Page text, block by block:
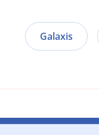
Galaxis